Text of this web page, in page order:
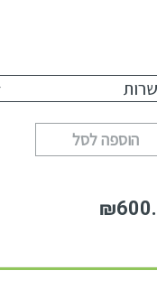
הוספה לסל
₪